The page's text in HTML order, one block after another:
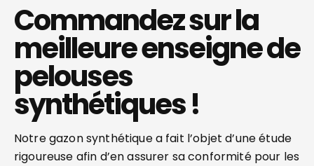
Commandez sur la
meilleure enseigne de
pelouses
synthétiques !
Notre gazon synthétique a fait l’objet d’une étude
rigoureuse afin d’en assurer sa conformité pour les